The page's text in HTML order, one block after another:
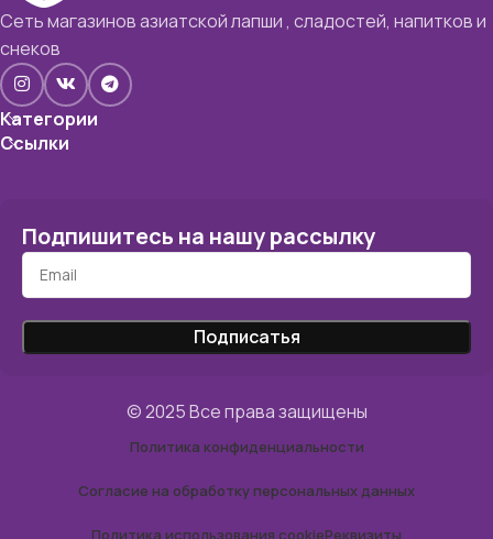
Сеть магазинов азиатской лапши , сладостей, напитков и
снеков
Категории
Ссылки
Подпишитесь на нашу рассылку
© 2025 Все права защищены
Политика конфиденциальности
Согласие на обработку персональных данных
Политика использования cookieРеквизиты